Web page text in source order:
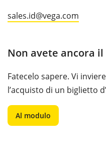
sales.id@vega.com
Non avete ancora il
Fatecelo sapere. Vi
l’acquisto di un biglietto
Al modulo